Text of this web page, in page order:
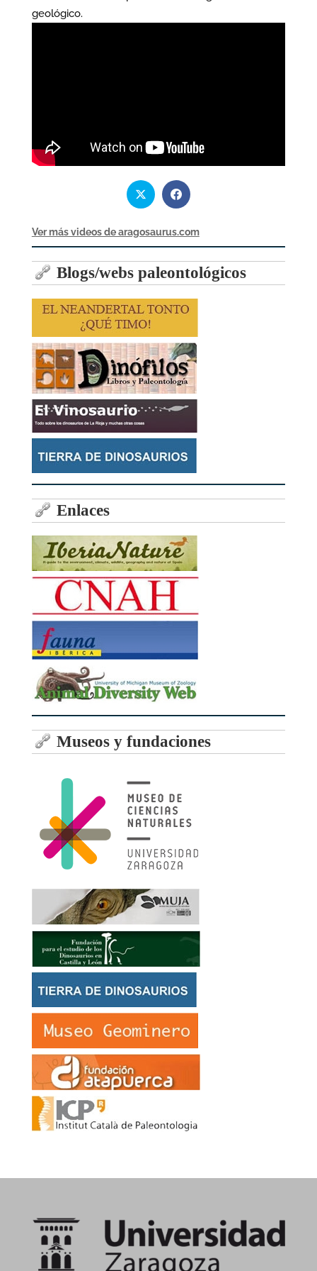
geológico.
Ver más videos de aragosaurus.com
Blogs/webs paleontológicos
Enlaces
Museos y fundaciones